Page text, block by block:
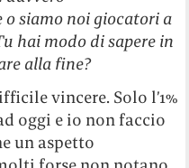
siamo noi giocatori a
hai modo di sapere in
alla fine?
vincere. Solo l’1%
oggi e io non faccio
un aspetto